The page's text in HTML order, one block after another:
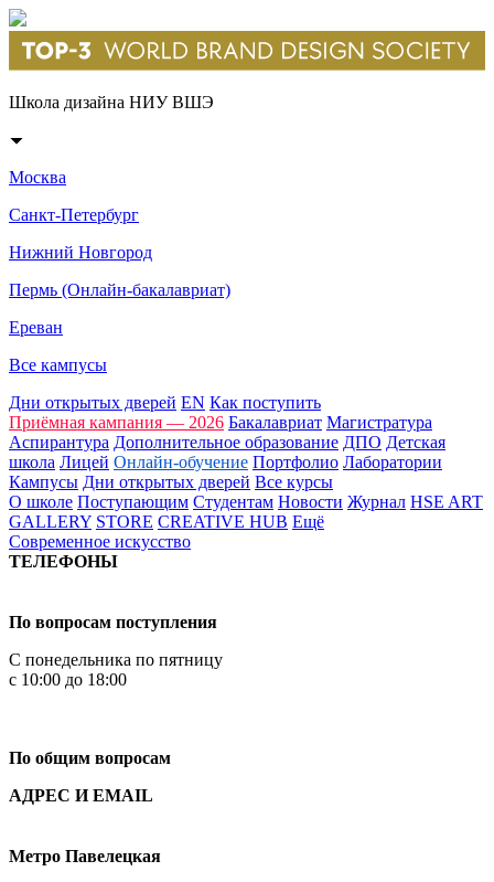
Школа дизайна НИУ ВШЭ
Москва
Санкт-Петербург
Нижний Новгород
Пермь (Онлайн-бакалавриат)
Ереван
Все кампусы
Дни открытых дверей EN Как поступить
Приёмная кампания — 2026 Бакалавриат Магистратура
Аспирантура Дополнительное образование ДПО Детская
школа Лицей Онлайн-обучение Портфолио Лаборатории
Кампусы Дни открытых дверей Все курсы
О школе Поступающим Студентам Новости Журнал HSE ART
GALLERY STORE CREATIVE HUB Ещё
Современное искусство
ТЕЛЕФОНЫ
По вопросам поступления
С понедельника по пятницу
с 10:00 до 18:00
По общим вопросам
АДРЕС И EMAIL
Метро Павелецкая